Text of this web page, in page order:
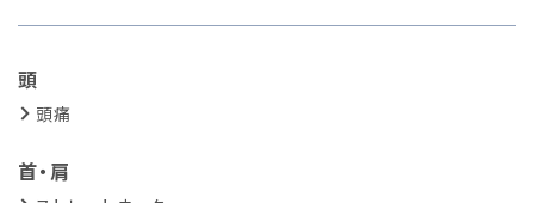
頭
頭痛
首・肩